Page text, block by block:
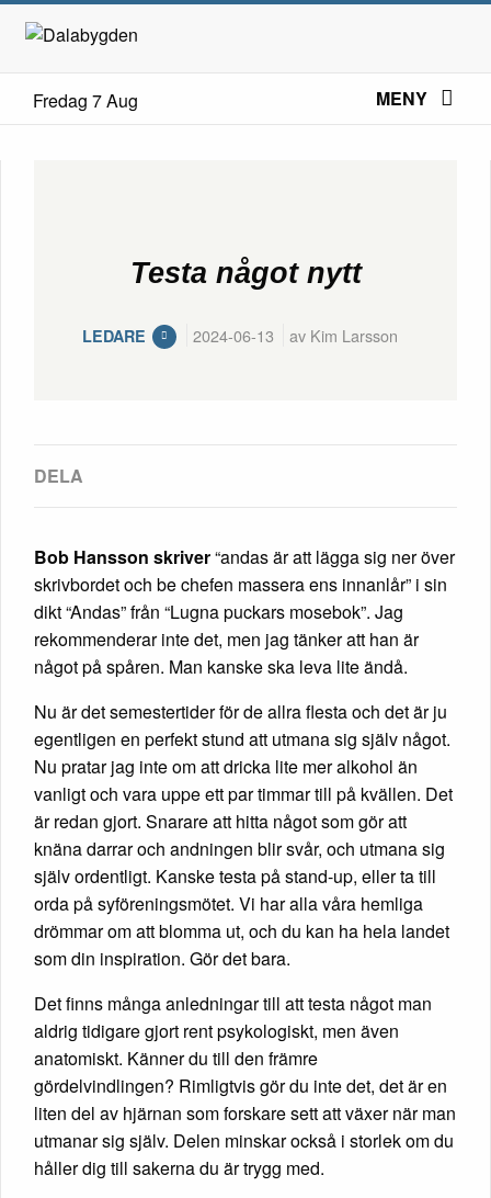
Fredag 7 Aug MENY
Testa något nytt
LEDARE 2024-06-13 av Kim Larsson
Bob Hansson skriver“andas är att lägga sig ner över
skrivbordet och be chefen massera ens innanlår” i sin
dikt “Andas” från “Lugna puckars mosebok”. Jag
rekommenderar inte det, men jag tänker att han är
något på spåren. Man kanske ska leva lite ändå.
Nu är det semestertider för de allra flesta och det är ju
egentligen en perfekt stund att utmana sig själv något.
Nu pratar jag inte om att dricka lite mer alkohol än
vanligt och vara uppe ett par timmar till på kvällen. Det
är redan gjort. Snarare att hitta något som gör att
knäna darrar och andningen blir svår, och utmana sig
själv ordentligt. Kanske testa på stand-up, eller ta till
orda på syföreningsmötet. Vi har alla våra hemliga
drömmar om att blomma ut, och du kan ha hela landet
som din inspiration. Gör det bara.
Det finns många anledningar till att testa något man
aldrig tidigare gjort rent psykologiskt, men även
anatomiskt. Känner du till den främre
gördelvindlingen? Rimligtvis gör du inte det, det är en
liten del av hjärnan som forskare sett att växer när man
utmanar sig själv. Delen minskar också i storlek om du
håller dig till sakerna du är trygg med.